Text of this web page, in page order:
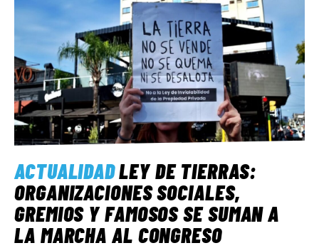
ACTUALIDADLEY DE TIERRAS:
ORGANIZACIONES SOCIALES,
GREMIOS Y FAMOSOS SE SUMAN A
LA MARCHA AL CONGRESO